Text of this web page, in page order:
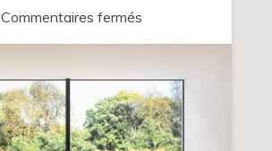
Commentaires ferméssur
Fenêtres
baies
vitrées
: